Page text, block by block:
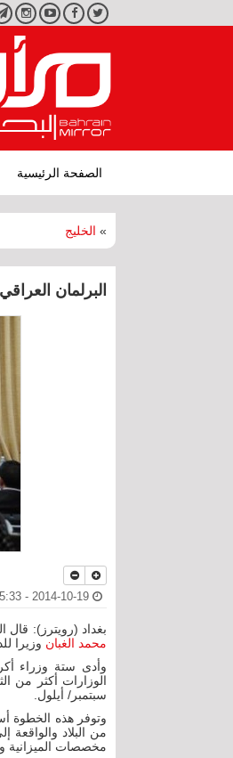
تويتر فيسبوكيوتيوب
الصفحة الرئيسية
» الخليج
البرلمان
بغداد (رويترز): قال
محمد الغبان وزيرا
وأدى ستة وزراء
الوزارات أكثر من
سبتمبر/ أيلول.
وتوفر هذه الخطوة
من البلاد
مخصصات الميزانية